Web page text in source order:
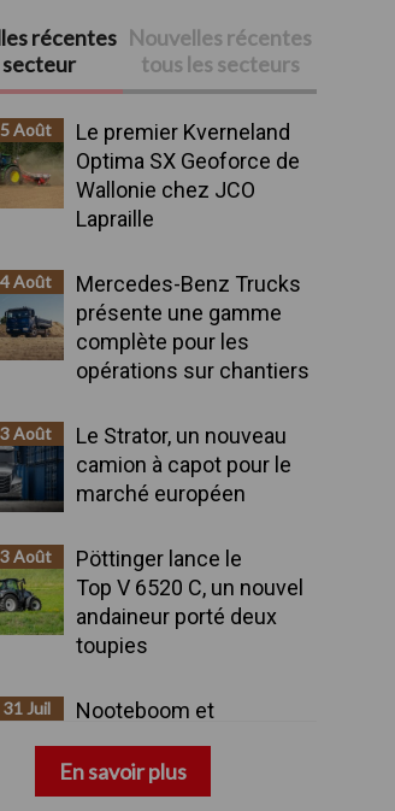
récentes
secteur
Nouvelles récentes
tous les secteurs
5 Août
Le premier Kverneland
Optima SX Geoforce de
Wallonie chez JCO
Lapraille
4 Août
Mercedes-Benz Trucks
présente une gamme
complète pour les
opérations sur chantiers
3 Août
Le Strator, un nouveau
camion à capot pour le
marché européen
3 Août
Pöttinger lance le
Top V 6520 C, un nouvel
andaineur porté deux
toupies
31 Juil
Nooteboom et
une remorque militaire
avancée à huit essieux
En savoir plus